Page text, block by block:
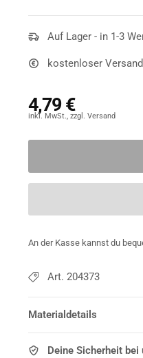
kommt in den typischen
geringen Gewicht.
Auf Lager - in 1-3
kostenloser
4,79 €
An der Kasse kannst du
Art. 204373
Materialdetails
Deine Sicherheit bei